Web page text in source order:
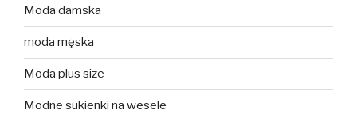
Moda damska
moda męska
Moda plus size
Modne sukienki na wesele